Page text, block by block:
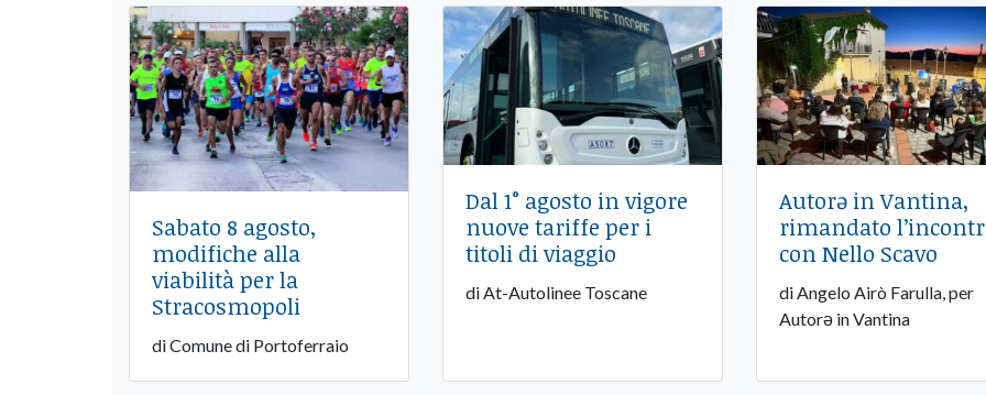
Sabato 8 agosto,
modifiche alla
viabilità per la
Stracosmopoli
di Comune di Portoferraio
Dal 1° agosto in vigore
nuove tariffe per i
titoli di viaggio
di At-Autolinee Toscane
Autorə in Vantina,
rimandato
con Nello Scavo
di Angelo Airò Farulla, per
Autorə in Vantina